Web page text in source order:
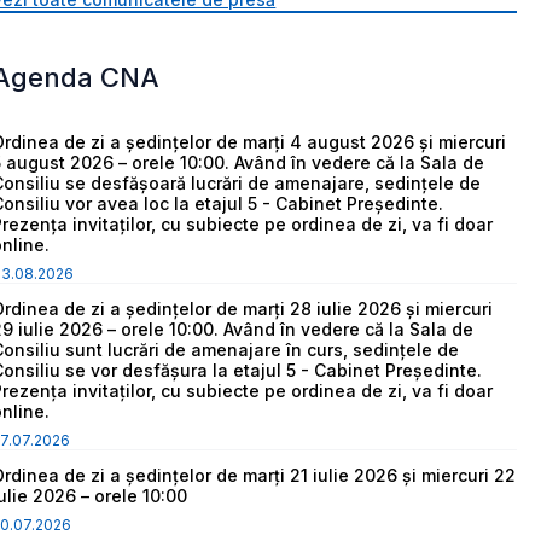
CNA
de zi a ședințelor de marți 4 august 2026 și miercuri
august 2026 – orele 10:00. Având în vedere că la Sala de
se desfășoară lucrări de amenajare, sedințele de
vor avea loc la etajul 5 - Cabinet Președinte.
invitaților, cu subiecte pe ordinea de zi, va fi doar
de zi a ședințelor de marți 28 iulie 2026 și miercuri
iulie 2026 – orele 10:00. Având în vedere că la Sala de
sunt lucrări de amenajare în curs, sedințele de
se vor desfășura la etajul 5 - Cabinet Președinte.
invitaților, cu subiecte pe ordinea de zi, va fi doar
de zi a ședințelor de marți 21 iulie 2026 și miercuri 22
2026 – orele 10:00